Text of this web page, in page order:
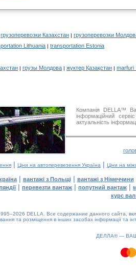
грузоперевозки Казахстан | грузоперевозки
Lithuania | transportation Estonia
| грузы Молдова | жүктер Қазақстан | marfuri
Компанія DELLA™
інформаційний
актуальність
| Ціни на автоперевезення Україна | Ціни на
| вантажі з Польщі| вантажі з Німеччини
| перевезти вантаж | попутний вантаж |
курс
DELLA. Все содержание данного сайта,
та розміщення в інших засобах інформації та
ДЕЛЛА® —